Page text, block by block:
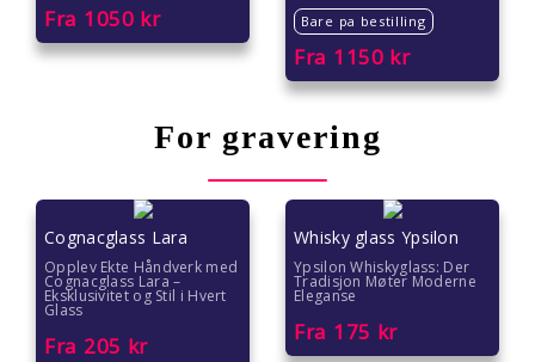
Fra 1050 kr Bare pa bestilling
Fra 1150 kr
For gravering
Cognacglass Lara
Opplev Ekte Håndverk med
Cognacglass Lara –
Eksklusivitet og Stil i Hvert
Glass
Fra 205 kr
Whisky glass Ypsilon
Ypsilon Whiskyglass: Der
Tradisjon Møter Moderne
Eleganse
Fra 175 kr